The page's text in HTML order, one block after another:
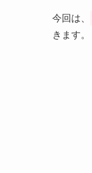
今回は、
きます。